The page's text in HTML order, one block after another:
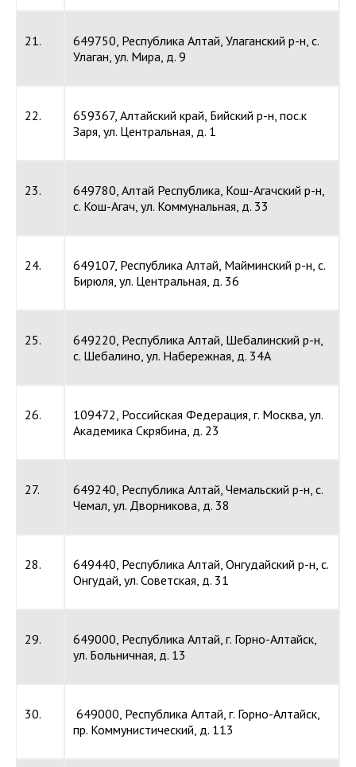
21.
649750, Республика Алтай, Улаганский р-н, с.
Улаган, ул. Мира, д. 9
22.
659367, Алтайский край, Бийский р-н, пос.к
Заря, ул. Центральная, д. 1
23.
649780, Алтай Республика, Кош-Агачский р-н,
с. Кош-Агач, ул. Коммунальная, д. 33
24.
649107, Республика Алтай, Майминский р-н, с.
Бирюля, ул. Центральная, д. 36
25.
649220, Республика Алтай, Шебалинский р-н,
с. Шебалино, ул. Набережная, д. 34А
26.
109472, Российская Федерация, г. Москва, ул.
Академика Скрябина, д. 23
27.
649240, Республика Алтай, Чемальский р-н, с.
Чемал, ул. Дворникова, д. 38
28.
649440, Республика Алтай, Онгудайский р-н, с.
Онгудай, ул. Советская, д. 31
29.
649000, Республика Алтай, г. Горно-Алтайск,
ул. Больничная, д. 13
30.
649000, Республика Алтай, г. Горно-Алтайск,
пр. Коммунистический, д. 113